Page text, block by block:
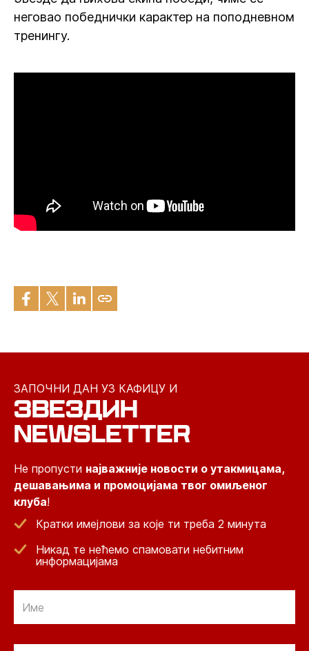
неговао победнички карактер на поподневном
тренингу.
ЗАПОЧНИ ДАН УЗ КАФИЦУ И
ЗВЕЗДИН
NEWSLETTER
Не пропусти најважније новости о утакмицама,
дешавањима и промоцијама твог омиљеног
клуба!
Кратки имејлови за које ти треба 2 минута
Никад те нећемо спамовати небитним
информацијама